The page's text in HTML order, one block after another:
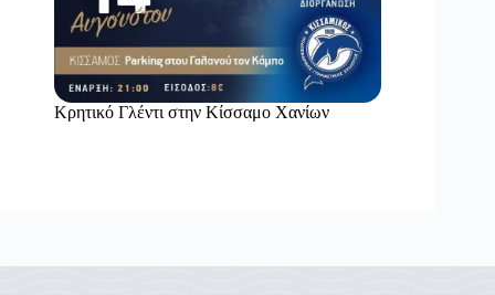
Κρητικό Γλέντι στην Κίσσαμο Χανίων